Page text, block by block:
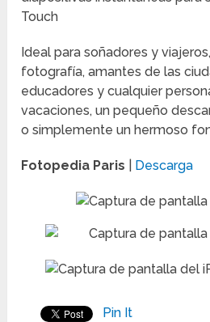
Touch
Ideal para soñadores y
fotografía, amantes de las
educadores y cualquier
vacaciones, un pequeño
o simplemente un hermoso
Fotopedia Paris Descarga
Pin It